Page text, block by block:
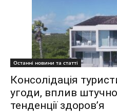
Останні новини та статті
Консолідація
угоди, вплив
тенденції здоров’я